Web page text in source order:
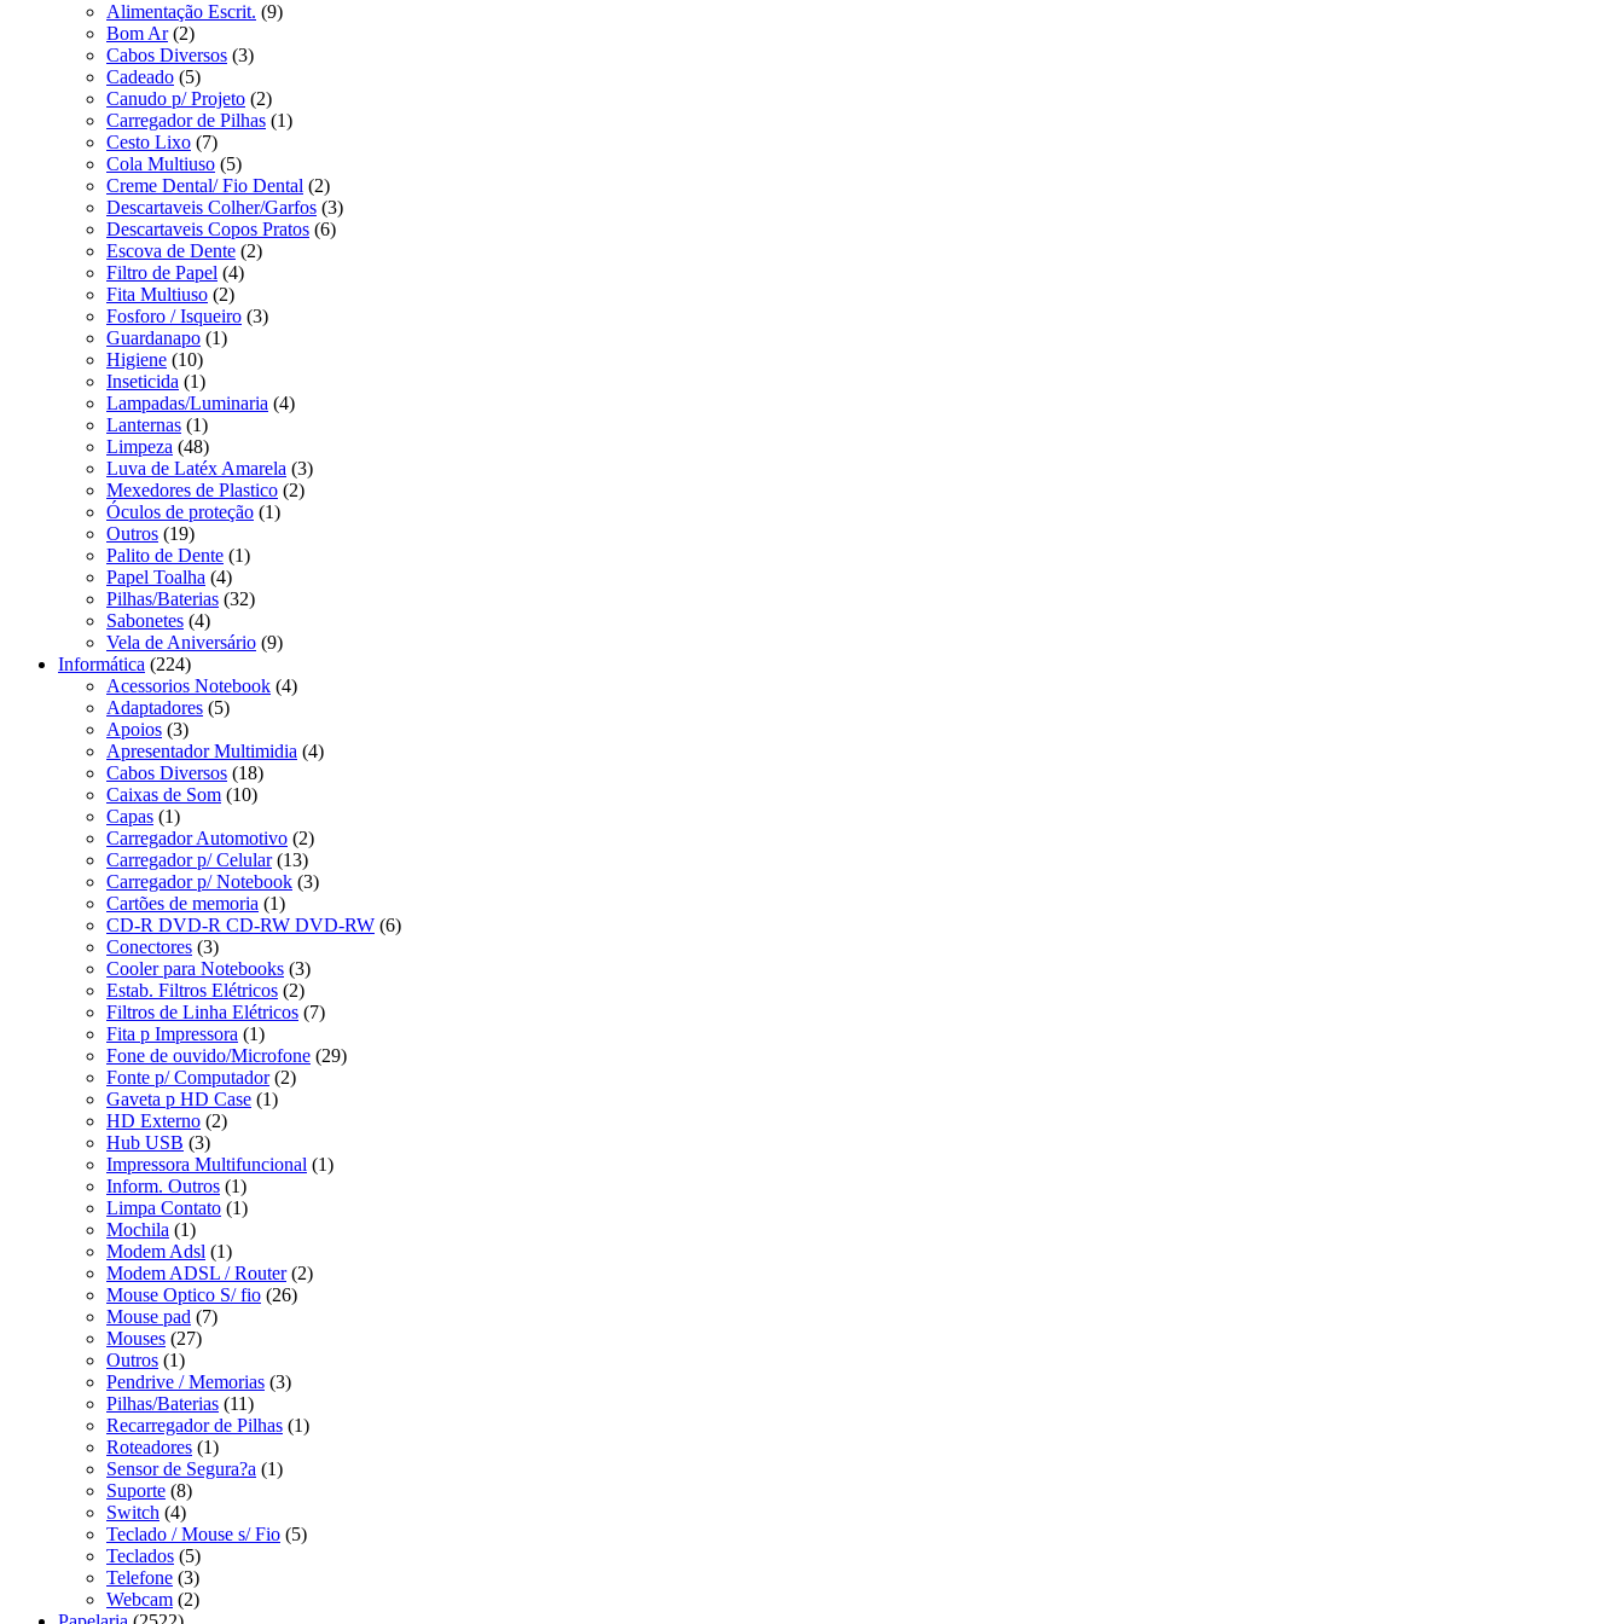
Alimentação Escrit. (9)
Bom Ar (2)
Cabos Diversos (3)
Cadeado (5)
Canudo p/ Projeto (2)
Carregador de Pilhas (1)
Cesto Lixo (7)
Cola Multiuso (5)
Creme Dental/ Fio Dental (2)
Descartaveis Colher/Garfos (3)
Descartaveis Copos Pratos (6)
Escova de Dente (2)
Filtro de Papel (4)
Fita Multiuso (2)
Fosforo / Isqueiro (3)
Guardanapo (1)
Higiene (10)
Inseticida (1)
Lampadas/Luminaria (4)
Lanternas (1)
Limpeza (48)
Luva de Latéx Amarela (3)
Mexedores de Plastico (2)
Óculos de proteção (1)
Outros (19)
Palito de Dente (1)
Papel Toalha (4)
Pilhas/Baterias (32)
Sabonetes (4)
Vela de Aniversário (9)
Informática (224)
Acessorios Notebook (4)
Adaptadores (5)
Apoios (3)
Apresentador Multimidia (4)
Cabos Diversos (18)
Caixas de Som (10)
Capas (1)
Carregador Automotivo (2)
Carregador p/ Celular (13)
Carregador p/ Notebook (3)
Cartões de memoria (1)
CD-R DVD-R CD-RW DVD-RW (6)
Conectores (3)
Cooler para Notebooks (3)
Estab. Filtros Elétricos (2)
Filtros de Linha Elétricos (7)
Fita p Impressora (1)
Fone de ouvido/Microfone (29)
Fonte p/ Computador (2)
Gaveta p HD Case (1)
HD Externo (2)
Hub USB (3)
Impressora Multifuncional (1)
Inform. Outros (1)
Limpa Contato (1)
Mochila (1)
Modem Adsl (1)
Modem ADSL / Router (2)
Mouse Optico S/ fio (26)
Mouse pad (7)
Mouses (27)
Outros (1)
Pendrive / Memorias (3)
Pilhas/Baterias (11)
Recarregador de Pilhas (1)
Roteadores (1)
Sensor de Segura?a (1)
Suporte (8)
Switch (4)
Teclado / Mouse s/ Fio (5)
Teclados (5)
Telefone (3)
Webcam (2)